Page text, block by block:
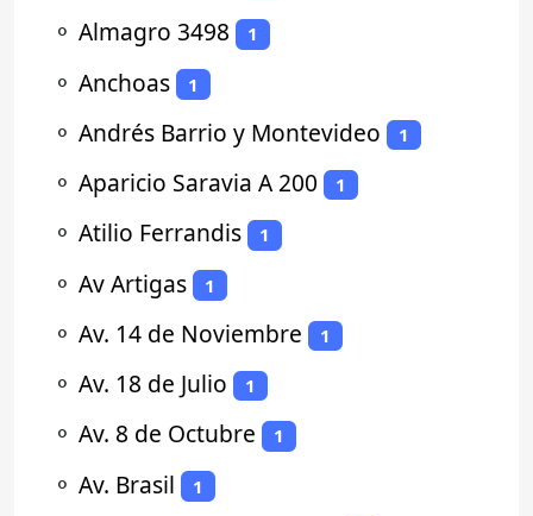
⚬ Almagro 3498 1
⚬ Anchoas 1
⚬ Andrés Barrio y Montevideo 1
⚬ Aparicio Saravia A 200 1
⚬ Atilio Ferrandis 1
⚬ Av Artigas 1
⚬ Av. 14 de Noviembre 1
⚬ Av. 18 de Julio 1
⚬ Av. 8 de Octubre 1
⚬ Av. Brasil 1